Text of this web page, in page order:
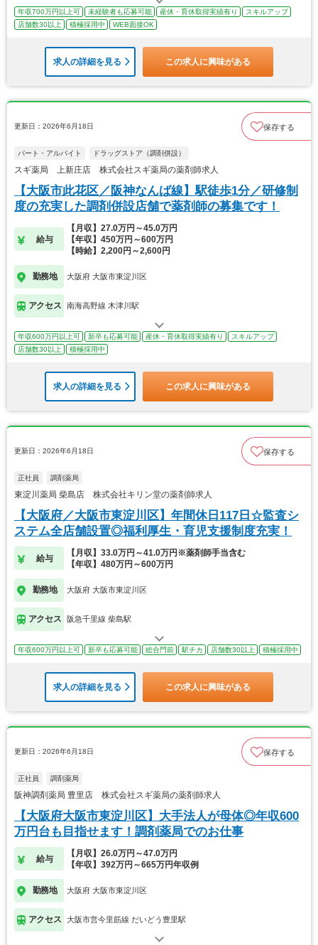
年収700万円以上可 未経験者も応募可能 産休・育休取得実績有り
スキルアップ
店舗数30以上
積極採用中 WEB面接OK
求人の詳細を見る この求人に興味がある
更新日：2026年6月18日 保存する
パート・アルバイト ドラッグストア（調剤併設）
スギ薬局 上新庄店 株式会社スギ薬局の薬剤師求人
【大阪市此花区／阪神なんば線】駅徒歩1分／研修制
度の充実した調剤併設店舗で薬剤師の募集です！
給与
【月収】27.0万円～45.0万円
【年収】450万円～600万円
【時給】2,200円～2,600円
勤務地 大阪府 大阪市東淀川区
アクセス 南海高野線 木津川駅
年収600万円以上可 新卒も応募可能 産休・育休取得実績有り
スキルアップ
店舗数30以上
積極採用中
求人の詳細を見る この求人に興味がある
更新日：2026年6月18日 保存する
正社員 調剤薬局
東淀川薬局 柴島店 株式会社キリン堂の薬剤師求人
【大阪府／大阪市東淀川区】年間休日117日☆監査シ
ステム全店舗設置◎福利厚生・育児支援制度充実！
給与
【月収】33.0万円～41.0万円※薬剤師手当含む
【年収】480万円～600万円
勤務地 大阪府 大阪市東淀川区
アクセス 阪急千里線 柴島駅
年収600万円以上可 新卒も応募可能 総合門前 駅チカ 店舗数30以上 積極採用中
求人の詳細を見る この求人に興味がある
更新日：2026年6月18日 保存する
正社員 調剤薬局
阪神調剤薬局 豊里店 株式会社スギ薬局の薬剤師求人
【大阪府大阪市東淀川区】大手法人が母体◎年収600
万円台も目指せます！調剤薬局でのお仕事
給与
【月収】26.0万円～47.0万円
【年収】392万円～665万円年収例
勤務地 大阪府 大阪市東淀川区
アクセス 大阪市営今里筋線 だいどう豊里駅